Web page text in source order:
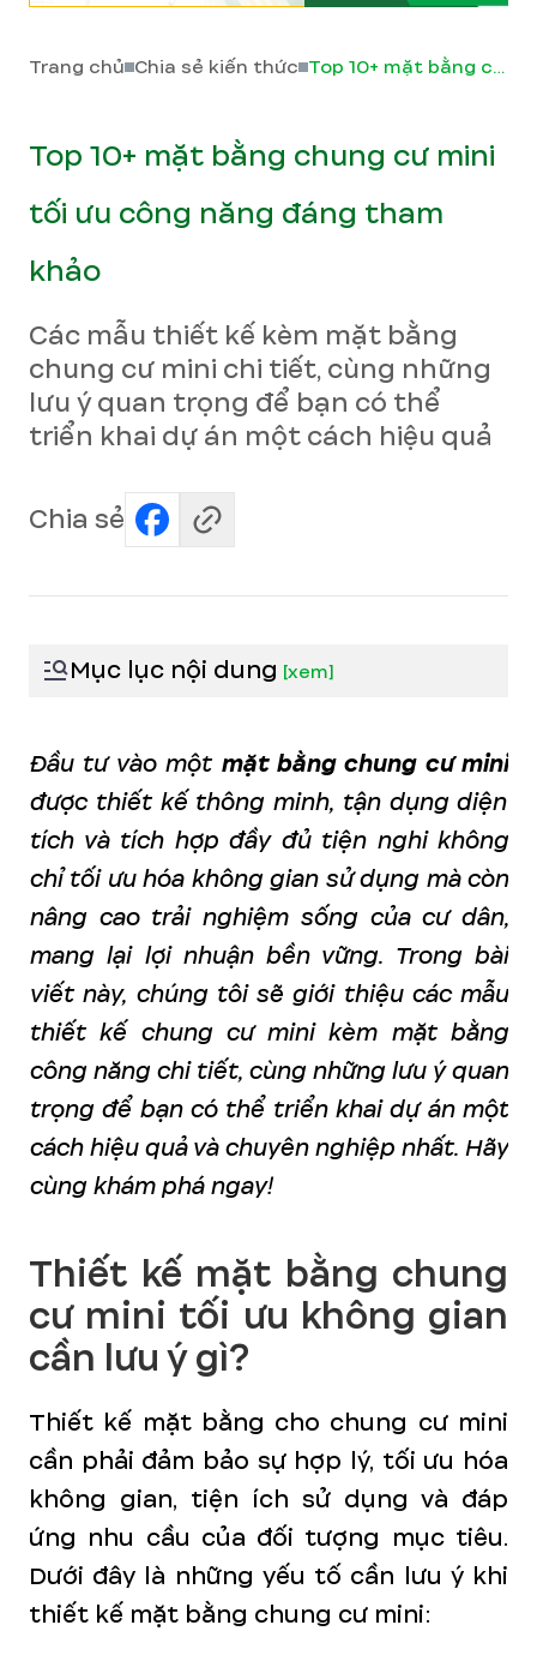
Trang chủ Chia sẻ kiến thức Top 10+ mặt bằng chung cư mini tối ưu công năng đáng tham khảo
Top 10+ mặt bằng chung cư mini
tối ưu công năng đáng tham
khảo
Các mẫu thiết kế kèm mặt bằng
chung cư mini chi tiết, cùng những
lưu ý quan trọng để bạn có thể
triển khai dự án một cách hiệu quả
Chia sẻ
Mục lục nội dung [xem]
Đầu tư vào một mặt bằng chung cư mini
được thiết kế thông minh, tận dụng diện
tích và tích hợp đầy đủ tiện nghi không
chỉ tối ưu hóa không gian sử dụng mà còn
nâng cao trải nghiệm sống của cư dân,
mang lại lợi nhuận bền vững. Trong bài
viết này, chúng tôi sẽ giới thiệu các mẫu
thiết kế chung cư mini kèm mặt bằng
công năng chi tiết, cùng những lưu ý quan
trọng để bạn có thể triển khai dự án một
cách hiệu quả và chuyên nghiệp nhất. Hãy
cùng khám phá ngay!
Thiết kế mặt bằng chung
cư mini tối ưu không gian
cần lưu ý gì?
Thiết kế mặt bằng cho chung cư mini
cần phải đảm bảo sự hợp lý, tối ưu hóa
không gian, tiện ích sử dụng và đáp
ứng nhu cầu của đối tượng mục tiêu.
Dưới đây là những yếu tố cần lưu ý khi
thiết kế mặt bằng chung cư mini: